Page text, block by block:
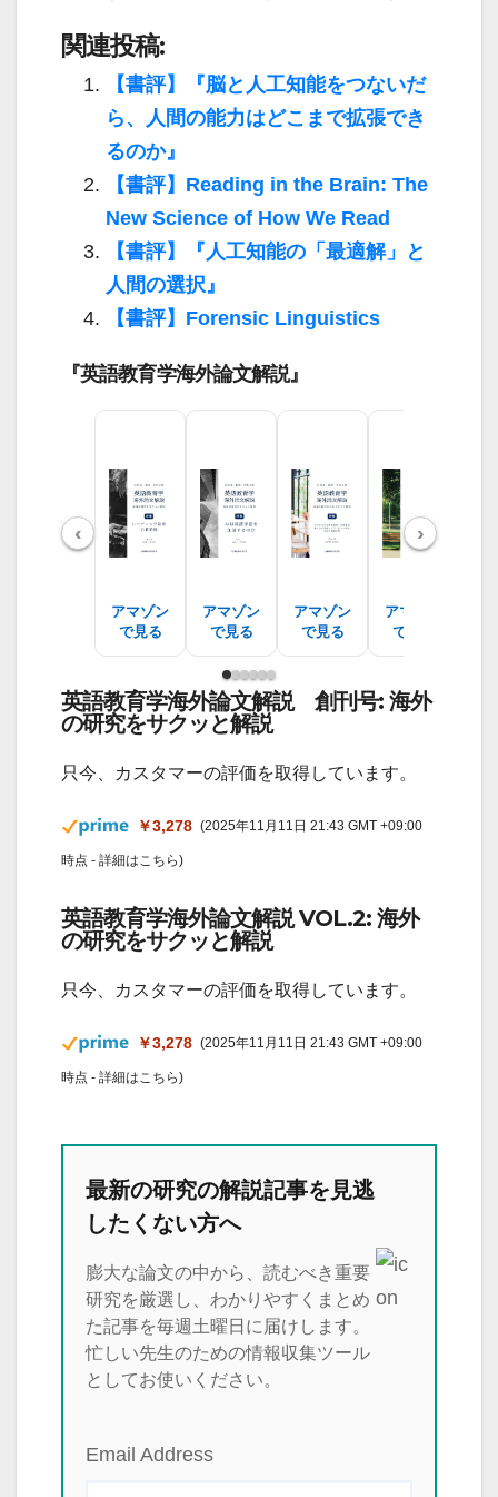
関連投稿:
【書評】『脳と人工知能をつないだ
ら、人間の能力はどこまで拡張でき
るのか』
【書評】Reading in the Brain: The
New Science of How We Read
【書評】『人工知能の「最適解」と
人間の選択』
【書評】Forensic Linguistics
『英語教育学海外論文解説』
‹
アマゾン
で見る
アマゾン
で見る
アマゾン
で見る
アマゾン
で見る
›
英語教育学海外論文解説 創刊号: 海外
の研究をサクッと解説
只今、カスタマーの評価を取得しています。
￥3,278 (2025年11月11日 21:43 GMT +09:00
時点 - 詳細はこちら)
英語教育学海外論文解説 VOL.2: 海外
の研究をサクッと解説
只今、カスタマーの評価を取得しています。
￥3,278 (2025年11月11日 21:43 GMT +09:00
時点 - 詳細はこちら)
最新の研究の解説記事を見逃
したくない方へ
膨大な論文の中から、読むべき重要
研究を厳選し、わかりやすくまとめ
た記事を毎週土曜日に届けします。
忙しい先生のための情報収集ツール
としてお使いください。
Email Address